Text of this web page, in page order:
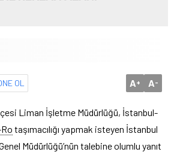
OL A+ A-
Liman İşletme Müdürlüğü, İstanbul-
taşımacılığı yapmak isteyen İstanbul
Müdürlüğü’nün talebine olumlu yanıt